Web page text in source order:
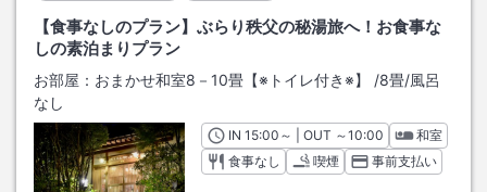
【食事なしのプラン】ぶらり秩父の秘湯旅へ！お食事な
しの素泊まりプラン
お部屋： おまかせ和室8－10畳【※トイレ付き※】 /8畳/風呂
なし
INチェックイン
15:00 ～ | OUT チェックアウト
～10:00
和室
食事なし
喫煙 事前支払い